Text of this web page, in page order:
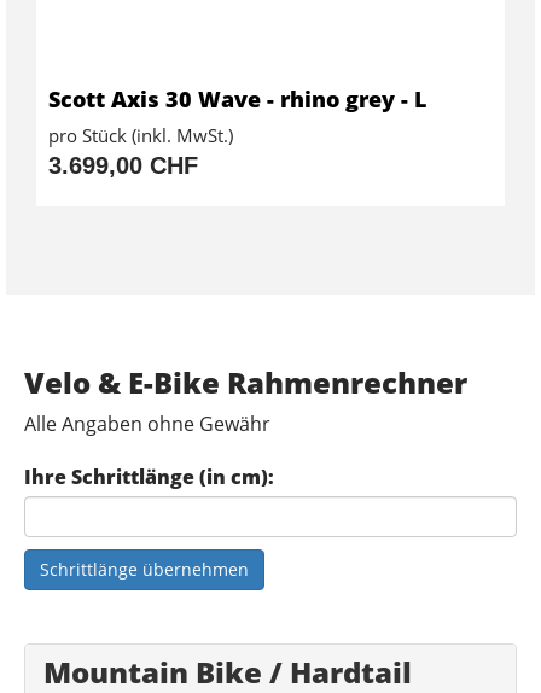
Scott Axis 30 Wave - rhino grey - L
pro Stück (inkl. MwSt.)
3.699,00 CHF
Velo & E-Bike Rahmenrechner
Alle Angaben ohne Gewähr
Ihre Schrittlänge (in cm):
Schrittlänge übernehmen
Mountain Bike / Hardtail